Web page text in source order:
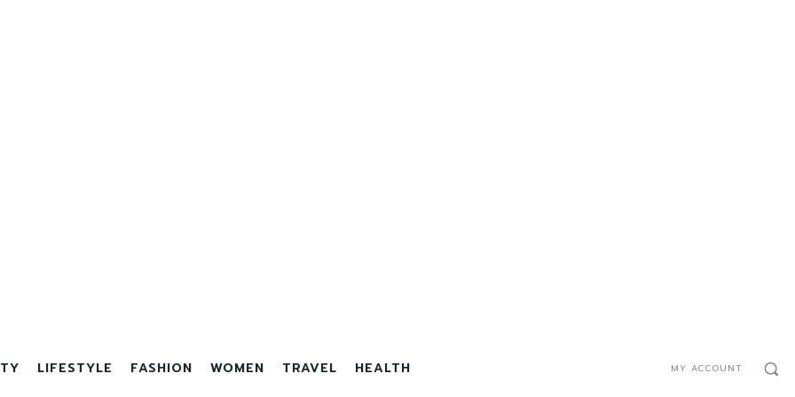
LIFESTYLE FASHION WOMEN TRAVEL HEALTH MY ACCOUNT